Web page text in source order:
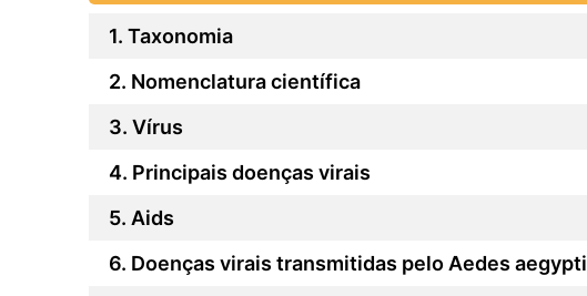
Taxonomia
Nomenclatura científica
Vírus
Principais doenças virais
Aids
Doenças virais transmitidas pelo Aedes aegypti